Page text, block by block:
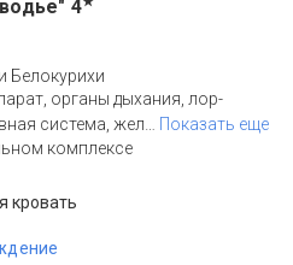
4
Белокурихи
органы дыхания, лор-
система, жел
Показать еще
комплексе
кровать